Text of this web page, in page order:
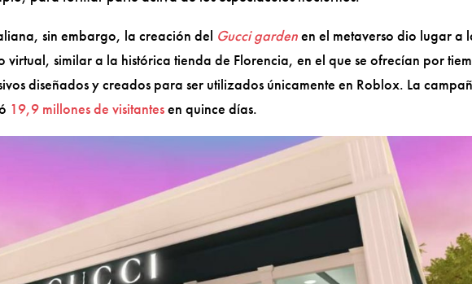
sin embargo, la creación del Gucci gardenen el metaverso dio lugar a
virtual, similar a la histórica tienda de Florencia, en el que se ofrecían por
diseñados y creados para ser utilizados únicamente en Roblox. La
19,9 millones de visitantesen quince días.